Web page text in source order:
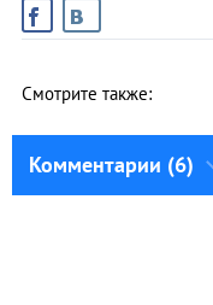
Смотрите также:
Комментарии (6)